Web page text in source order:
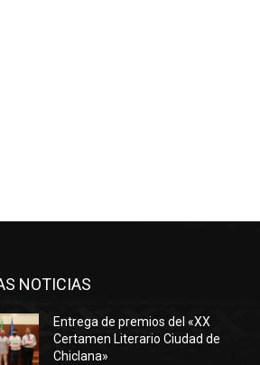
NOTICIAS
Entrega de premios del «XX
Certamen Literario Ciudad de
Chiclana»